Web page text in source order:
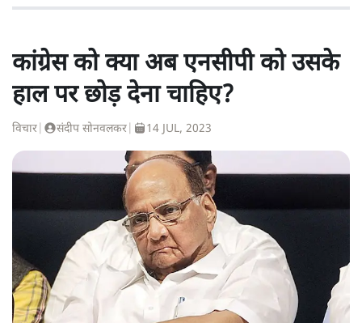
कांग्रेस को क्या अब एनसीपी को उसके
हाल पर छोड़ देना चाहिए?
विचार संदीप सोनवलकर 14 JUL, 2023